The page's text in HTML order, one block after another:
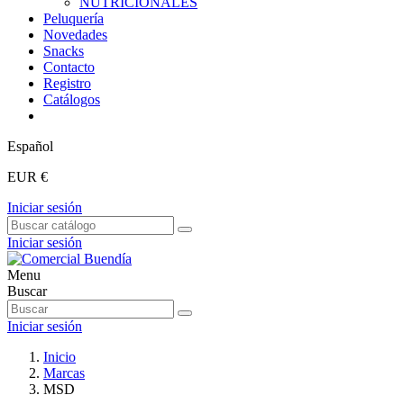
Peluquería
Novedades
Snacks
Contacto
Registro
Catálogos
Español
EUR €
Iniciar sesión
Iniciar sesión
Menu
Buscar
Iniciar sesión
Inicio
Marcas
MSD